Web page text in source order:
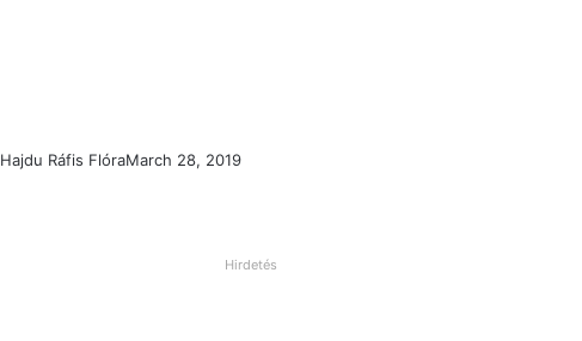
Hajdu Ráfis FlóraMarch 28, 2019
Hirdetés